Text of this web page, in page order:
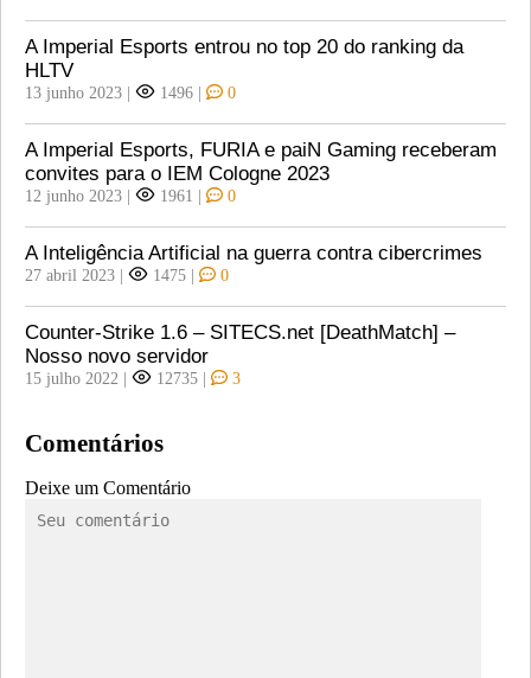
A Imperial Esports entrou no top 20 do ranking da
HLTV
13 junho 2023 | 1496 | 0
A Imperial Esports, FURIA e paiN Gaming receberam
convites para o IEM Cologne 2023
12 junho 2023 | 1961 | 0
A Inteligência Artificial na guerra contra cibercrimes
27 abril 2023 | 1475 | 0
Counter-Strike 1.6 – SITECS.net [DeathMatch] –
Nosso novo servidor
15 julho 2022 | 12735 | 3
Comentários
Deixe um Comentário